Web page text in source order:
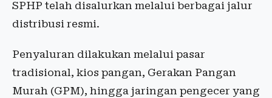
SPHP telah disalurkan melalui berbagai jalur
distribusi resmi.
Penyaluran dilakukan melalui pasar
tradisional, kios pangan, Gerakan Pangan
Murah (GPM), hingga jaringan pengecer yang